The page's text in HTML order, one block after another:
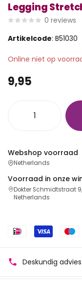
Legging
0 reviews
Artikelcode: B51030
Online niet op
9,95
Webshop voorraad
Netherlands
Voorraad in onze
Dokter Schmidtstraat 9,
Netherlands
Deskundig